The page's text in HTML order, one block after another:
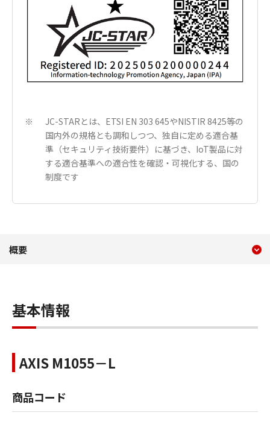
※
JC-STARとは、ETSI EN 303 645やNISTIR 8425等の
国内外の規格とも調和しつつ、独自に定める適合基
準（セキュリティ技術要件）に基づき、IoT製品に対
する適合基準への適合性を確認・可視化する、国の
制度です
概要 AXIS M1055-L／
概要
基本情報
AXIS M1055－L
商品コード